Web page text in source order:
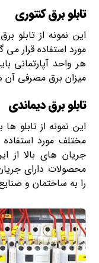
تابلو برق کنتوری
این نمونه از تابلو
مورد استفاده قرار می
هر واحد آپارتمانی
میزان برق مصرفی آن
تابلو برق دیماندی
این نمونه از تابلو
مختلف مورد استفاده
جریان های بالا از
محصولات دارای
را به ساختمان و